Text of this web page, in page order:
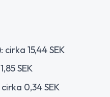
15,44 SEK
SEK
0,34 SEK